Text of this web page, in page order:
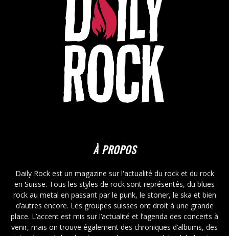
À PROPOS
Daily Rock est un magazine sur l'actualité du rock et du rock
en Suisse. Tous les styles de rock sont représentés, du blues
rock au metal en passant par le punk, le stoner, le ska et bien
d’autres encore. Les groupes suisses ont droit à une grande
place. L’accent est mis sur l’actualité et l’agenda des concerts à
venir, mais on trouve également des chroniques d’albums, des